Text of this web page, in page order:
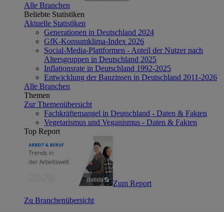
Alle Branchen
Beliebte Statistiken
Aktuelle Statistiken
Generationen in Deutschland 2024
GfK-Konsumklima-Index 2026
Social-Media-Plattformen - Anteil der Nutzer nach
Altersgruppen in Deutschland 2025
Inflationsrate in Deutschland 1992-2025
Entwicklung der Bauzinsen in Deutschland 2011-2026
Alle Branchen
Themen
Zur Themenübersicht
Fachkräftemangel in Deutschland - Daten & Fakten
Vegetarismus und Veganismus - Daten & Fakten
Top Report
Zum Report
Zu Branchenübersicht